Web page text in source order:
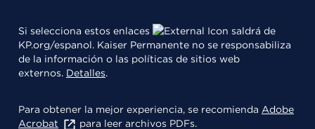
Si selecciona estos enlaces
saldrá de
KP.org/espanol. Kaiser Permanente no se responsabiliza
de la información o las políticas de sitios web
externos. Detalles.
Para obtener la mejor experiencia, se recomienda Adobe
Acrobat
para leer archivos PDFs.